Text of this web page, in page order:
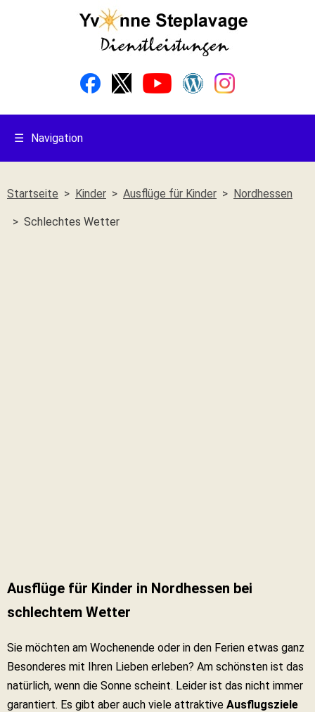
☰ Navigation
Startseite Kinder Ausflüge für Kinder Nordhessen
Schlechtes Wetter
Ausflüge für Kinder in Nordhessen bei
schlechtem Wetter
Sie möchten am Wochenende oder in den Ferien etwas ganz
Besonderes mit Ihren Lieben erleben? Am schönsten ist das
natürlich, wenn die Sonne scheint. Leider ist das nicht immer
garantiert. Es gibt aber auch viele attraktive Ausflugsziele